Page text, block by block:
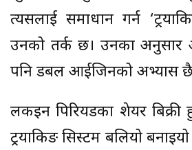
त्यसलाई समाधान गर्न
उनको तर्क छ। उनका अनुसार
पनि डबल आईजिनको अभ्यास
लकइन पिरियडका शेयर
ट्रयाकिङ सिस्टम बलियो